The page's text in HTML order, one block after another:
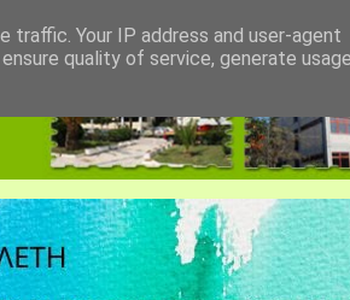
Your IP address and user-agent
quality of service, generate usage